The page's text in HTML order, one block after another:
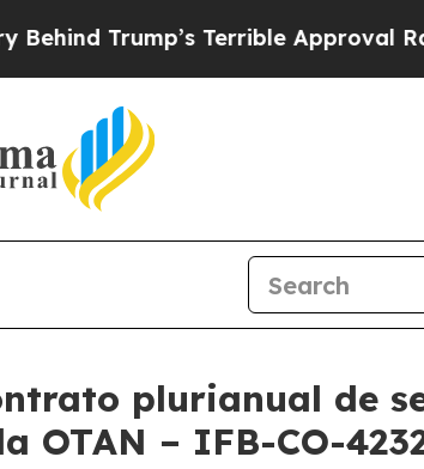
Trump’s Terrible Approval Rating
plurianual de
– IFB-CO-